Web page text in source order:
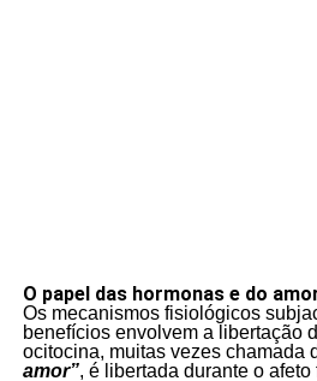
O papel das hormonas e do
Os mecanismos fisiológicos
benefícios envolvem a libertação
ocitocina, muitas vezes chamada
amor”, é libertada durante o